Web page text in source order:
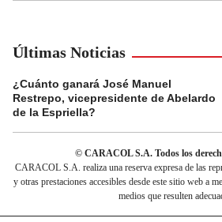
Últimas Noticias
¿Cuánto ganará José Manuel
Restrepo, vicepresidente de Abelardo
de la Espriella?
© CARACOL S.A. Todos los
CARACOL S.A. realiza una reserva expresa de las
y otras prestaciones accesibles desde este sitio web a
medios que resulten